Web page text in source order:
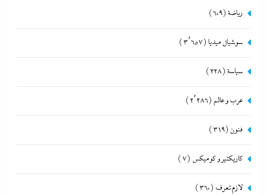
رياضة(609)
سوشيال ميديا (3٬657)
سياسة(228)
عرب و عالم (2٬286)
فنون (319)
كاريكتير و كوميكس (7)
لازم تعرف (360)